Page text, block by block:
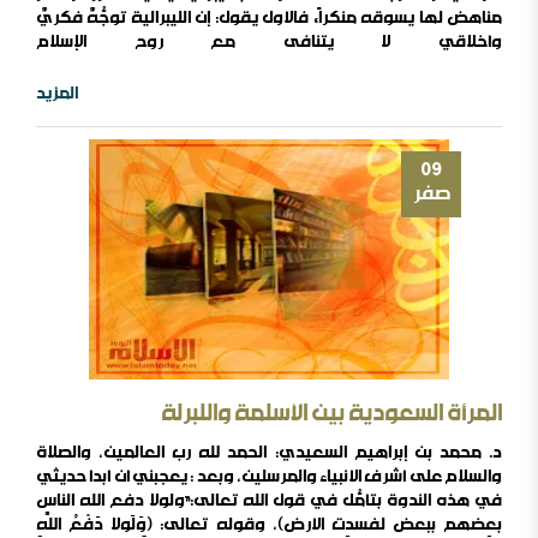
مناهض لها يسوقه منكراً, فالأول يقول: إن الليبرالية توجُّهٌ فكريٌ
وأخلاقي لا يتنافى مع روح الإسلام
الغربية،
متوافقة
الشريعة
الإسلامية,
وكما
ساغ
لنا
أن
المزيد
09
صفر
المرأة السعودية بين الأسلمة واللبرلة
د. محمد بن إبراهيم السعيدي: الحمد لله رب العالمين، والصلاة
والسلام على أشرف الأنبياء والمرسلين، وبعد : يعجبني أن أبدأ حديثي
في هذه الندوة بتأمُّل في قول الله تعالى:”ولولا دفع الله الناس
بعضهم ببعض لفسدت الأرض)، وقوله تعالى: (وَلَوْلاَ دَفْعُ اللَّهِ